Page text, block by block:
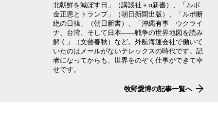
北朝鮮を滅ぼす日」（講談社＋α新書）、「ルポ
金正恩とトランプ」（朝日新聞出版）、「ルポ断
絶の日韓」（朝日新書）、「沖縄有事 ウクライ
ナ、台湾、そして日本――戦争の世界地図を読み
解く」（文藝春秋）など。外航海運会社で働いて
いたのはメールがないテレックスの時代です。記
者になってからも、世界をのぞく仕事ができて幸
せです。
牧野愛博の記事一覧へ